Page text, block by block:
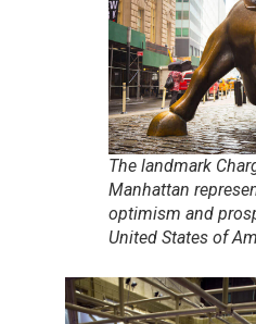
The landmark
Manhattan
optimism and
United States of